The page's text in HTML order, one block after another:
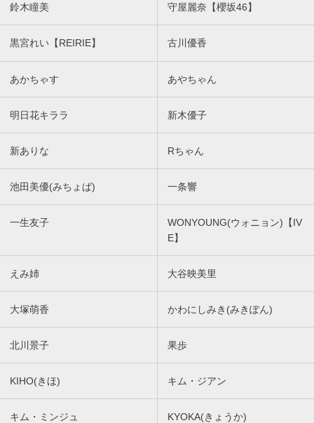
鈴木瞳美 守屋麗奈【櫻坂46】
黒宮れい【REIRIE】 古川優香
あかちゃす あやちゃん
明日花キララ 新木優子
新ありな Rちゃん
池田美優(みちょぱ) 一条響
一生友子
WONYOUNG(ウォニョン)【IV
E】
えみ姉 大谷映美里
大塚萌香 かわにしみき(みきぽん)
北川景子 果歩
KIHO(きほ) キム・ジアン
キム・ミンジュ KYOKA(きょうか)